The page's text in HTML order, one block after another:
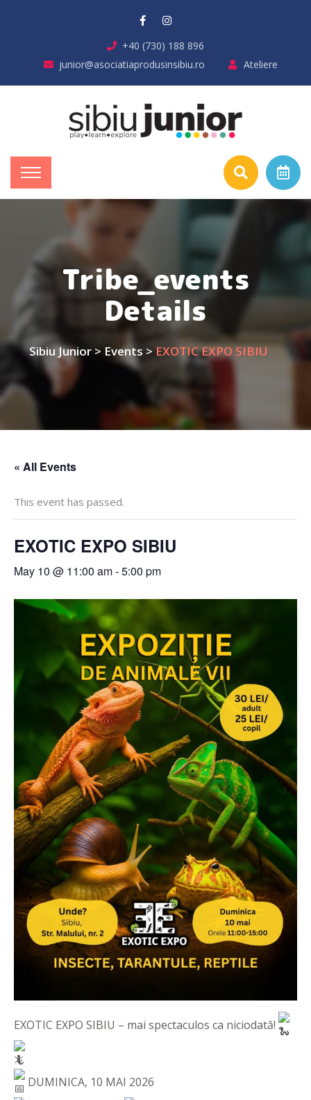
+40 (730) 188 896
junior@asociatiaprodusinsibiu.ro
Ateliere
Tribe_events
Details
Sibiu Junior> Events > EXOTIC EXPO SIBIU
« All Events
This event has passed.
EXOTIC EXPO SIBIU
May 10 @ 11:00 am-5:00 pm
EXOTIC EXPO SIBIU – mai spectaculos ca niciodată!
DUMINICA, 10 MAI 2026